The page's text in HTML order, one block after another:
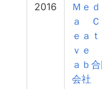
2016
Ｍｅｄ
ａ Ｃ
ｅａｔ
ｖｅ
ａｂ
会社